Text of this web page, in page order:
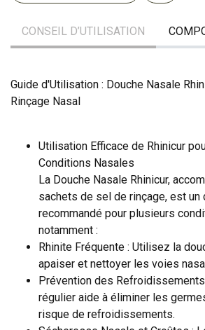
CONSEIL D’UTILISATION
Guide d'Utilisation : Douche Nasale
Rinçage Nasal
Utilisation Efficace de Rhinicur
Conditions Nasales
La Douche Nasale Rhinicur,
sachets de sel de rinçage, est
recommandé pour plusieurs
notamment :
Rhinite Fréquente : Utilisez la
apaiser et nettoyer les voies
Prévention des Refroidissements
régulier aide à éliminer les
risque de refroidissements.